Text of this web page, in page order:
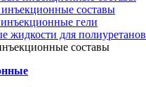
составы
гели
жидкости для полиуретанов
составы